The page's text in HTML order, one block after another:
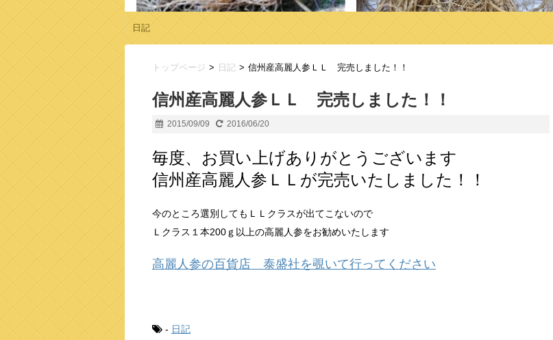
日記
トップページ 日記 信州産高麗人参ＬＬ 完売しました！！
信州産高麗人参ＬＬ 完売しました！！
2015/09/09 2016/06/20
毎度、お買い上げありがとうございます
信州産高麗人参ＬＬが完売いたしました！！
今のところ選別してもＬＬクラスが出てこないので
Ｌクラス１本200ｇ以上の高麗人参をお勧めいたします
高麗人参の百貨店 泰盛社を覗いて行ってください
- 日記